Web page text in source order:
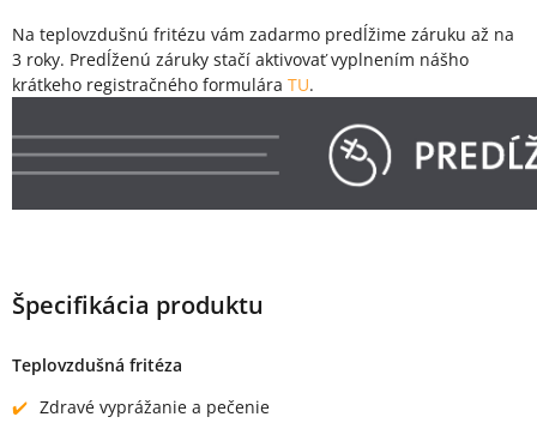
Na teplovzdušnú fritézu vám zadarmo predĺžime záruku až na
3 roky. Predĺženú záruky stačí aktivovať vyplnením nášho
krátkeho registračného formulára TU.
Špecifikácia produktu
Teplovzdušná fritéza
Zdravé vyprážanie a pečenie